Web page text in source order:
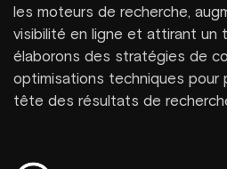
les moteurs de recherche,
visibilité en ligne et attirant un
élaborons des stratégies de
optimisations techniques pour
tête des résultats de